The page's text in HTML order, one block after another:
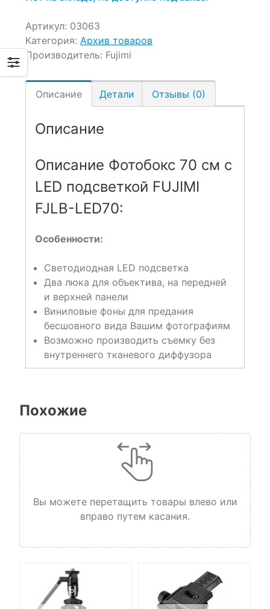
Артикул: 03063
Категория: Архив товаров
Производитель: Fujimi
Описание Детали Отзывы (0)
Описание
Описание Фотобокс 70 см с
LED подсветкой FUJIMI
FJLB-LED70:
Особенности:
Светодиодная LED подсветка
Два люка для объектива, на передней
и верхней панели
Виниловые фоны для предания
бесшовного вида Вашим фотографиям
Возможно производить съемку без
внутреннего тканевого диффузора
Похожие
Вы можете перетащить товары влево или
вправо путем касания.